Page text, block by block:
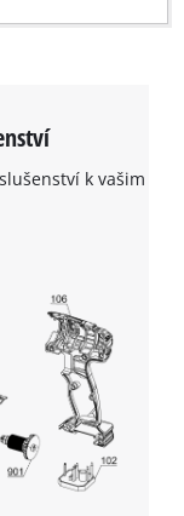
k vašim